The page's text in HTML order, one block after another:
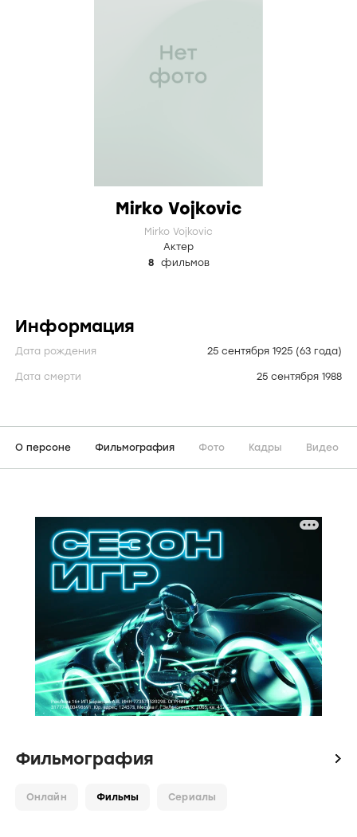
Mirko Vojkovic
Mirko Vojkovic
Актер
8
фильмов
Информация
Дата рождения 25 сентября 1925 (63 года)
Дата смерти 25 сентября 1988
О персоне Фильмография Фото Кадры Видео
Фильмография icon
Онлайн Фильмы Сериалы